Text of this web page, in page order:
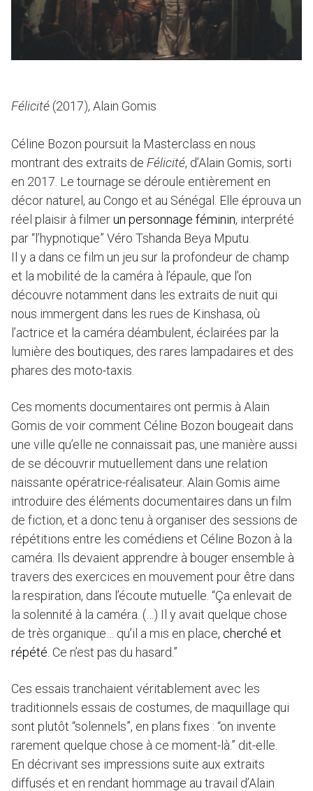
Félicité (2017), Alain Gomis
Céline Bozon poursuit la Masterclass en nous
montrant des extraits de Félicité, d’Alain Gomis, sorti
en 2017. Le tournage se déroule entièrement en
décor naturel, au Congo et au Sénégal. Elle éprouva un
réel plaisir à filmerun personnage féminin, interprété
par “l’hypnotique” Véro Tshanda Beya Mputu.
Il y a dans ce film un jeu sur la profondeur de champ
et la mobilité de la caméra à l’épaule, que l’on
découvre notamment dans les extraits de nuit qui
nous immergent dans les rues de Kinshasa, où
l’actrice et la caméra déambulent, éclairées par la
lumière des boutiques, des rares lampadaires et des
phares des moto-taxis.
Ces moments documentaires ont permis à Alain
Gomis de voir comment Céline Bozon bougeait dans
une ville qu’elle ne connaissait pas, une manière aussi
de se découvrir mutuellement dans une relation
naissante opératrice-réalisateur. Alain Gomis aime
introduire des éléments documentaires dans un film
de fiction, et a donc tenu à organiser des sessions de
répétitions entre les comédiens et Céline Bozon à la
caméra. Ils devaient apprendre à bouger ensemble à
travers des exercices en mouvement pour être dans
la respiration, dans l’écoute mutuelle. “Ça enlevait de
la solennité à la caméra. (…) Il y avait quelque chose
de très organique… qu’il a mis en place, cherché et
répété. Ce n’est pas du hasard.”
Ces essais tranchaient véritablement avec les
traditionnels essais de costumes, de maquillage qui
sont plutôt “solennels”, en plans fixes : “on invente
rarement quelque chose à ce moment-là.” dit-elle.
En décrivant ses impressions suite aux extraits
diffusés et en rendant hommage au travail d’Alain